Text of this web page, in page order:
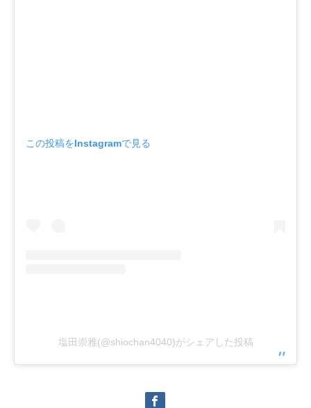
この投稿をInstagramで見る
塩田崇雅(@shiochan4040)がシェアした投稿